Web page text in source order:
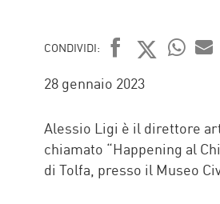
CONDIVIDI:
FACEBOOK
TWITTER
28 gennaio 2023
Alessio Ligi è il direttore
chiamato “Happening al
di Tolfa, presso il Museo